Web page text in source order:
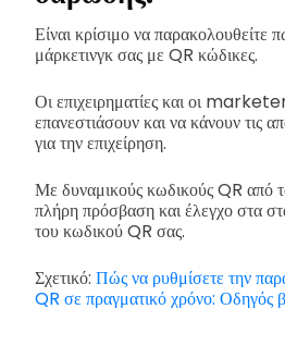
Είναι κρίσιμο να παρακολουθείτε
μάρκετινγκ σας με QR κώδικες.
Οι επιχειρηματίες και οι
επανεστιάσουν και να κάνουν τις
για την επιχείρηση.
Με δυναμικούς κωδικούς QR από
πλήρη πρόσβαση και έλεγχο στα
του κωδικού QR σας.
Σχετικό: Πώς να ρυθμίσετε την
QR σε πραγματικό χρόνο: Οδηγός